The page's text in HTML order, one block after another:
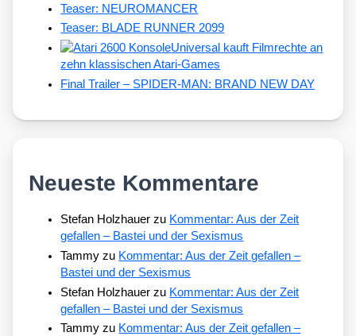
Teaser: NEUROMANCER
Teaser: BLADE RUNNER 2099
Universal kauft Filmrechte an
zehn klassischen Atari-Games
Final Trailer – SPIDER-MAN: BRAND NEW DAY
Neueste Kommentare
Stefan Holzhauer zu Kommentar: Aus der Zeit
gefallen – Bastei und der Sexismus
Tammy zu Kommentar: Aus der Zeit gefallen –
Bastei und der Sexismus
Stefan Holzhauer zu Kommentar: Aus der Zeit
gefallen – Bastei und der Sexismus
Tammy zu Kommentar: Aus der Zeit gefallen –